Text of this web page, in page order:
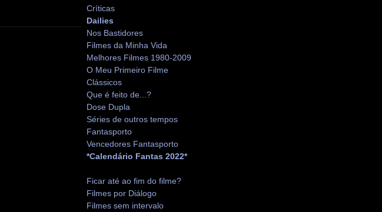
Críticas
Dailies
Nos Bastidores
Filmes da Minha Vida
Melhores Filmes 1980-2009
O Meu Primeiro Filme
Clássicos
Que é feito de...?
Dose Dupla
Séries de outros tempos
Fantasporto
Vencedores Fantasporto
*Calendário Fantas 2022*
Ficar até ao fim do filme?
Filmes por Diálogo
Filmes sem intervalo